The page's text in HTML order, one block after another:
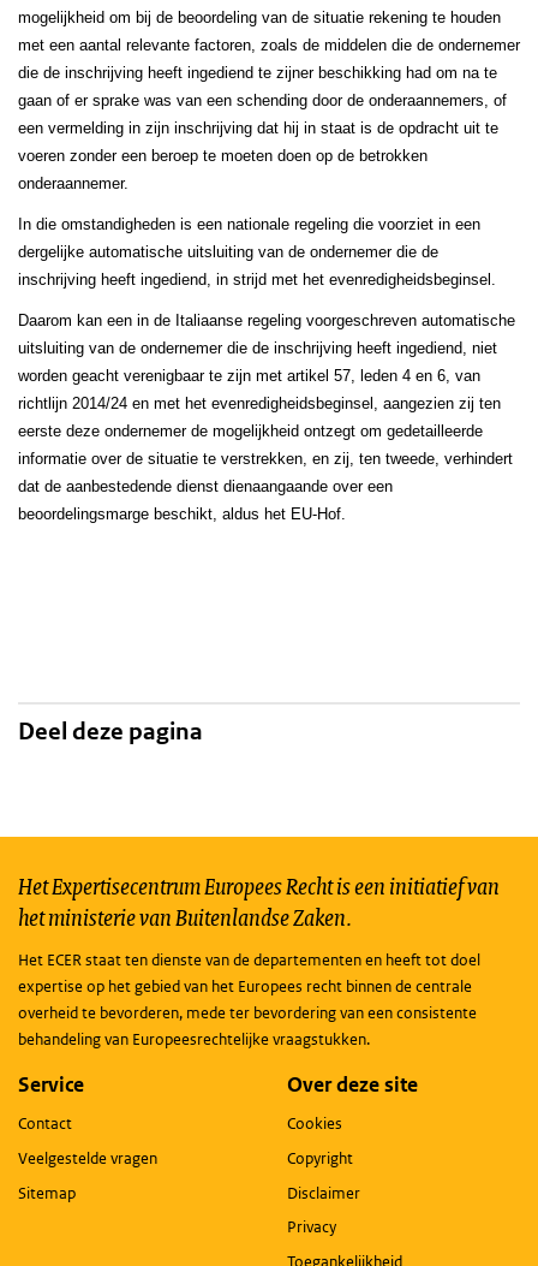
mogelijkheid om bij de beoordeling van de situatie rekening te houden
met een aantal relevante factoren, zoals de middelen die de ondernemer
die de inschrijving heeft ingediend te zijner beschikking had om na te
gaan of er sprake was van een schending door de onderaannemers, of
een vermelding in zijn inschrijving dat hij in staat is de opdracht uit te
voeren zonder een beroep te moeten doen op de betrokken
onderaannemer.
In die omstandigheden is een nationale regeling die voorziet in een
dergelijke automatische uitsluiting van de ondernemer die de
inschrijving heeft ingediend, in strijd met het evenredigheidsbeginsel.
Daarom kan een in de Italiaanse regeling voorgeschreven automatische
uitsluiting van de ondernemer die de inschrijving heeft ingediend, niet
worden geacht verenigbaar te zijn met artikel 57, leden 4 en 6, van
richtlijn 2014/24 en met het evenredigheidsbeginsel, aangezien zij ten
eerste deze ondernemer de mogelijkheid ontzegt om gedetailleerde
informatie over de situatie te verstrekken, en zij, ten tweede, verhindert
dat de aanbestedende dienst dienaangaande over een
beoordelingsmarge beschikt, aldus het EU-Hof.
Deel deze pagina
Het Expertisecentrum Europees Recht is een initiatief van
het ministerie van Buitenlandse Zaken.
Het ECER staat ten dienste van de departementen en heeft tot doel
expertise op het gebied van het Europees recht binnen de centrale
overheid te bevorderen, mede ter bevordering van een consistente
behandeling van Europeesrechtelijke vraagstukken.
Service
Contact
Veelgestelde vragen
Sitemap
Over deze site
Cookies
Copyright
Disclaimer
Privacy
Toegankelijkheid